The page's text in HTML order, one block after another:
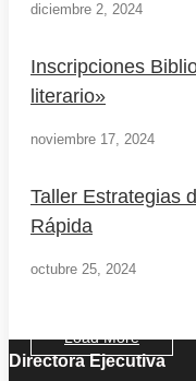
diciembre 2, 2024
Inscripciones
literario»
noviembre 17, 2024
Taller Estrategias
Rápida
octubre 25, 2024
Load More
End of Content.
Directora Ejecutiva